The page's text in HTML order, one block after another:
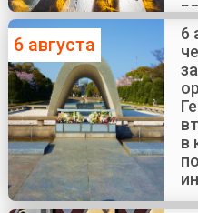
6 августа
6
в